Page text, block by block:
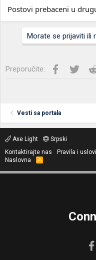
Postovi prebaceni u
Morate se prijaviti ili
Preporučite: Facebook
Vesti sa portala
Axe Light
Srpski
Kontaktirajte nas
Pravila i
Naslovna
R
S